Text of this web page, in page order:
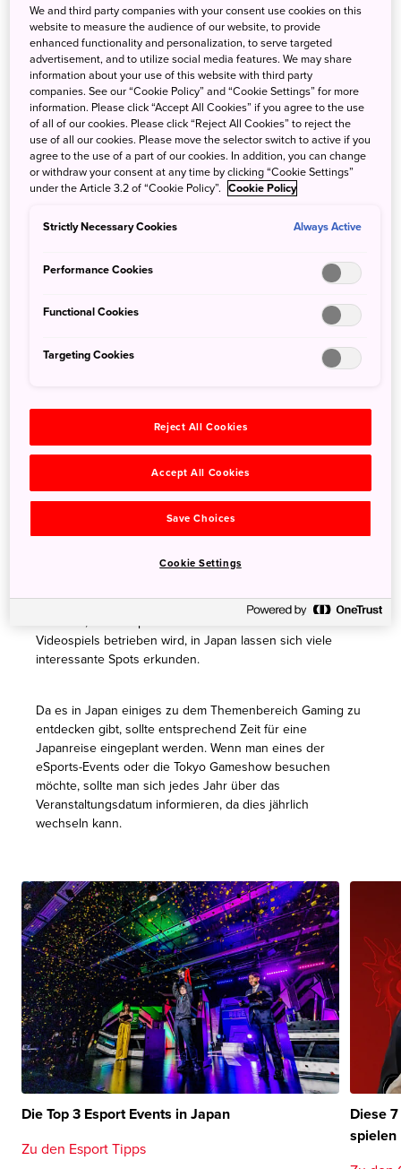
in ihren liebsten Japan Video Games gegeneinander
antreten können, stellt die Tokyo Gameshow die größte
Gaming-Messe in Asien dar. Diese ist für viele Gaming-
Interessierte der Auslöser für eine Japanreise. In Tokyos
Viertel Akihabara kann der Geschichte und der Kultur des
Gaming in Japan auf den Grund gegangen werden.
Ein Besuch in einer der zahlreichen alten Spielhallen ist
ein Muss für jeden, der den Retro-Flair der 80er noch
einmal erleben möchte. Daneben vermitteln Spiele mit
eine Japanreise. Selbst wenn ihr weniger Gaming-affin
auch jede Japanreise hat einmal ein Ende. Was gibt es
besseres, als sich Japan in Form von Japan Video Games
nachhause zu holen oder gleich den nächsten Japan
Urlaub planen? Für Gelegenheitszocker mit Nintendo-Liebe
Nintendo World in Osaka ist für alle Super Mario Liebhaber
Gaming & Beyond
vor der Welt des Gaming in Japan verschließen, denn es
Games aufgreifen. Ob ein grüner Luigi-Burger oder auch
Videospiels betrieben wird, in Japan lassen sich viele
interessante Spots erkunden.
Da es in Japan einiges zu dem Themenbereich Gaming zu
entdecken gibt, sollte entsprechend Zeit für eine
Japanreise eingeplant werden. Wenn man eines der
eSports-Events oder die Tokyo Gameshow besuchen
möchte, sollte man sich jedes Jahr über das
Veranstaltungsdatum informieren, da dies jährlich
wechseln kann.
Die Top 3 Esport Events in Japan
Zu den Esport Tipps
Diese
spielen
We and third party companies with your consent use cookies on this
website to measure the audience of our website, to provide
enhanced functionality and personalization, to serve targeted
advertisement, and to utilize social media features. We may share
information about your use of this website with third party
companies. See our “Cookie Policy” and “Cookie Settings” for more
information. Please click “Accept All Cookies” if you agree to the use
of all of our cookies. Please click “Reject All Cookies” to reject the
use of all our cookies. Please move the selector switch to active if you
agree to the use of a part of our cookies. In addition, you can change
or withdraw your consent at any time by clicking “Cookie Settings”
under the Article 3.2 of “Cookie Policy”. Cookie Policy
Strictly Necessary Cookies Always Active
Performance Cookies
Functional Cookies
Targeting Cookies
Reject All Cookies
Accept All Cookies
Save Choices
Cookie Settings